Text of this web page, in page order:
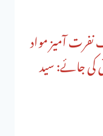
آمیز مواد
کی جائے: سید